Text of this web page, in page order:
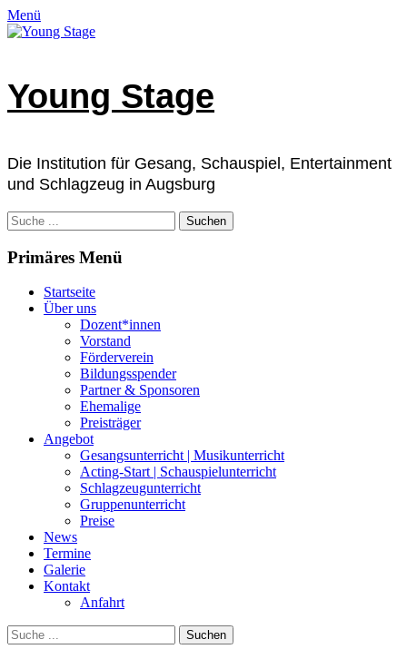
Zum
Inhalt
Facebook
E-
Mail
Instagram
Telefon
Verknüpfung
Menü
Young Stage
Die Institution für Gesang, Schauspiel, Entertainment
und Schlagzeug in Augsburg
Suchen
nach:
Primäres Menü
Startseite
Über uns
Dozent*innen
Vorstand
Förderverein
Bildungsspender
Partner & Sponsoren
Ehemalige
Preisträger
Angebot
Gesangsunterricht | Musikunterricht
Acting-Start | Schauspielunterricht
Schlagzeugunterricht
Gruppenunterricht
Preise
News
Termine
Galerie
Kontakt
Anfahrt
Suchen
Suchen
nach: